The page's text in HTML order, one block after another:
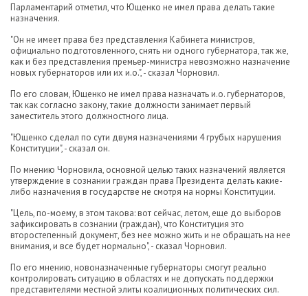
Парламентарий отметил, что Ющенко не имел права делать такие
назначения.
"Он не имеет права без представления Кабинета министров,
официально подготовленного, снять ни одного губернатора, так же,
как и без представления премьер-министра невозможно назначение
новых губернаторов или их и.о.", - сказал Чорновил.
По его словам, Ющенко не имел права назначать и.о. губернаторов,
так как согласно закону, такие должности занимает первый
заместитель этого должностного лица.
"Ющенко сделал по сути двумя назначениями 4 грубых нарушения
Конституции", - сказал он.
По мнению Чорновила, основной целью таких назначений является
утверждение в сознании граждан права Президента делать какие-
либо назначения в государстве не смотря на нормы Конституции.
"Цель, по-моему, в этом такова: вот сейчас, летом, еще до выборов
зафиксировать в сознании (граждан), что Конституция это
второстепенный документ, без нее можно жить и не обращать на нее
внимания, и все будет нормально", - сказал Чорновил.
По его мнению, новоназначенные губернаторы смогут реально
контролировать ситуацию в областях и не допускать поддержки
представителями местной элиты коалиционных политических сил.